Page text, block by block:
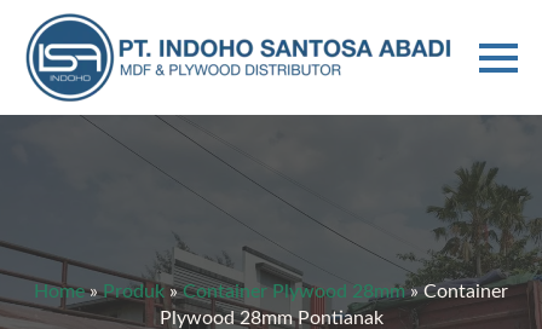
Home»Produk »Container Plywood 28mm»Container
Plywood 28mm Pontianak